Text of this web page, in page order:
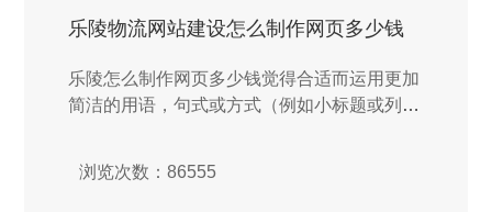
乐陵物流网站建设怎么制作网页多少钱
乐陵怎么制作网页多少钱觉得合适而运用更加
简洁的用语，句式或方式（例如小标题或列
服务对象（机构或人）的不同而具有不同的方
浏览次数：86555